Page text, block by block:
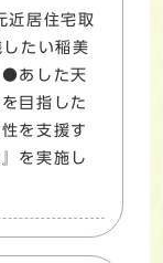
近居住宅取
たい稲美
あした天
目指した
を支援す
を実施し